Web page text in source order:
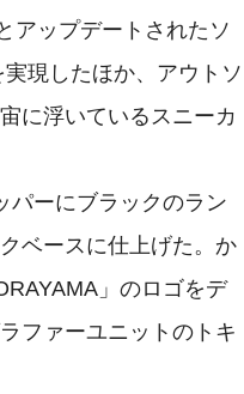
アップデートされたソ
現したほか、アウトソ
に浮いているスニーカ
ーにブラックのラン
ベースに仕上げた。か
」のロゴをデ
ファーユニットのトキ